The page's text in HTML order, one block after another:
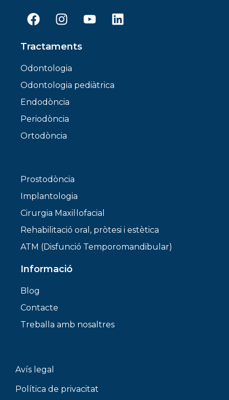
Tractaments
Odontologia
Odontologia pediàtrica
Endodòncia
Periodòncia
Ortodòncia
Prostodòncia
Implantologia
Cirurgia Maxil·lofacial
Rehabilitació oral, pròtesi i estètica
ATM (Disfunció Temporomandibular)
Informació
Blog
Contacte
Treballa amb nosaltres
Avís legal
Política de privacitat